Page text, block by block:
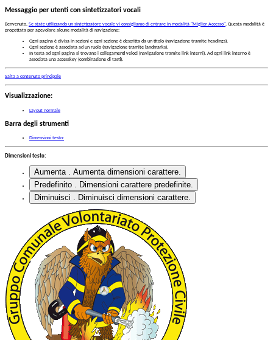
Messaggio per utenti con sintetizzatori vocali
Benvenuto, Se state utilizzando un sintetizzatore vocale vi consigliamo di entrare in modalità "Miglior Accesso". Questa modalità è
progettata per agevolare alcune modalità di navigazione:
Ogni pagina è divisa in sezioni e ogni sezione è descritta da un titolo (navigazione tramite headings).
Ogni sezione è associata ad un ruolo (navigazione tramite landmarks).
In testa ad ogni pagina si trovano i collegamenti veloci (navigazione tramite link interni). Ad ogni link interno è
associata una accesskey (combinazione di tasti).
Salta a contenuto principale
Visualizzazione:
Layout normale
Barra degli strumenti
Dimensioni testo:
Dimensioni testo:
Aumenta
. Aumenta dimensioni carattere.
Predefinito
. Dimensioni carattere predefinite.
Diminuisci
. Diminuisci dimensioni carattere.